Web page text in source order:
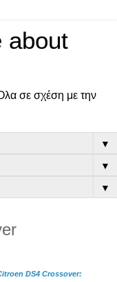
about
σε σχέση με την
▼
▼
▼
DS4 Crossover: